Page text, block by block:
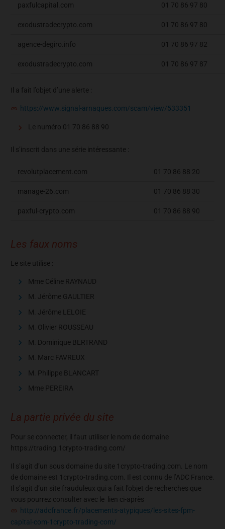
paxfulcapital.com 01 70 86 97 80
exodustradecrypto.com 01 70 86 97 80
agence-degiro.info 01 70 86 97 82
exodustradecrypto.com 01 70 86 97 87
Il a fait l’objet d’une alerte :
https://www.signal-arnaques.com/scam/view/533351
Le numéro 01 70 86 88 90
Il s’inscrit dans une série intéressante :
revolutplacement.com 01 70 86 88 20
manage-26.com 01 70 86 88 30
paxful-crypto.com 01 70 86 88 90
Les faux noms
Le site utilise :
Mme Céline RAYNAUD
M. Jérôme GAULTIER
M. Jérôme LELOIE
M. Olivier ROUSSEAU
M. Dominique BERTRAND
M. Marc FAVREUX
M. Philippe BLANCART
Mme PEREIRA
La partie privée du site
Pour se connecter, il faut utiliser le nom de domaine
https://trading.1crypto-trading.com/
Il s’agit d’un sous domaine du site 1crypto-trading.com. Le nom
de domaine est 1crypto-trading.com. Il est connu de l’ADC France.
Il s’agit d’un site frauduleux qui a fait l’objet de recherches que
vous pourrez consulter avec le lien ci-après
http://adcfrance.fr/placements-atypiques/les-sites-fpm-
capital-com-1crypto-trading-com/